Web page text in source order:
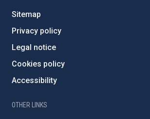
Sitemap
Privacy policy
Legal notice
Cookies policy
Accessibility
OTHER LINKS